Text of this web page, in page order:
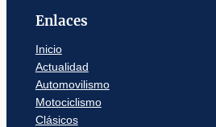
Enlaces
Inicio
Actualidad
Automovilismo
Motociclismo
Clásicos